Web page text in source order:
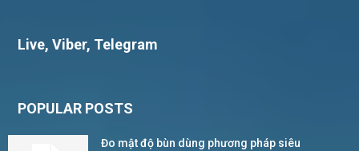
Live, Viber, Telegram
POPULAR POSTS
Đo mật độ bùn dùng phương pháp siêu